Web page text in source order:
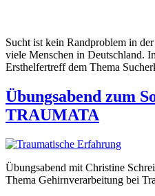
Sucht ist kein Randproblem in
viele Menschen in Deutschland.
Ersthelfertreff dem Thema
Übungsabend zum
TRAUMATA
Übungsabend mit Christine
Thema Gehirnverarbeitung bei